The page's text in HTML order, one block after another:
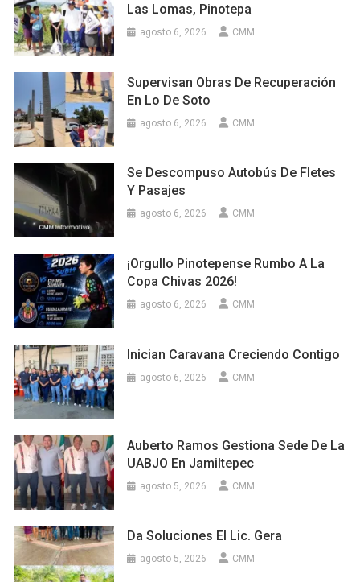
Las Lomas, Pinotepa
agosto 6, 2026 CMM
Supervisan Obras De Recuperación
En Lo De Soto
agosto 6, 2026 CMM
Se Descompuso Autobús De Fletes
Y Pasajes
agosto 6, 2026 CMM
¡Orgullo Pinotepense Rumbo A La
Copa Chivas 2026!
agosto 6, 2026 CMM
Inician Caravana Creciendo Contigo
agosto 6, 2026 CMM
Auberto Ramos Gestiona Sede De La
UABJO En Jamiltepec
agosto 5, 2026 CMM
Da Soluciones El Lic. Gera
agosto 5, 2026 CMM